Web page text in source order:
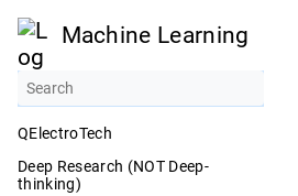
Machine Learning
QElectroTech
Deep Research (NOT Deep-
thinking)